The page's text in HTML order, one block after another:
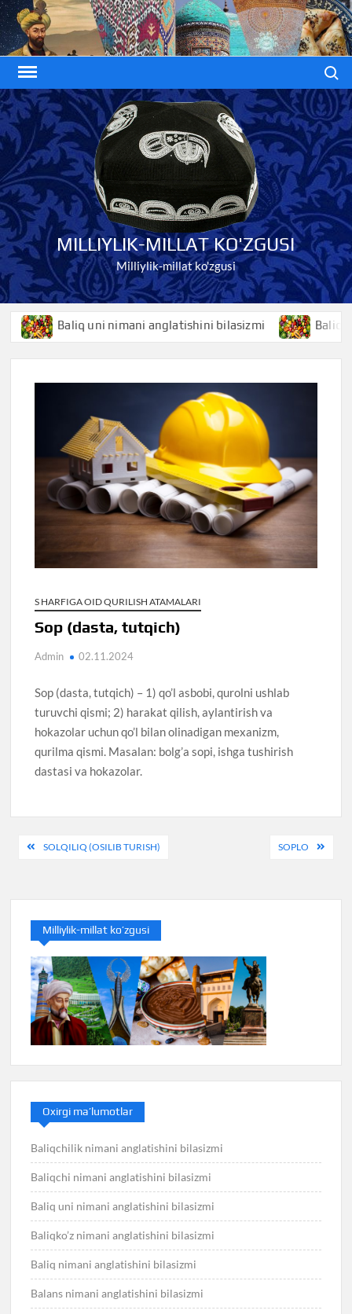
Skip
to
content
MILLIYLIK-MILLAT KO'ZGUSI
Milliylik-millat ko'zgusi
Baliq uni nimani anglatishini bilasizmi Baliqko’z
S HARFIGA OID QURILISH ATAMALARI
Sop (dasta, tutqich)
Admin 02.11.2024
Sop (dasta, tutqich) – 1) qo’l asbobi, qurolni ushlab
turuvchi qismi; 2) harakat qilish, aylantirish va
hokazolar uchun qo’l bilan olinadigan mexanizm,
qurilma qismi. Masalan: bolg’a sopi, ishga tushirish
dastasi va hokazolar.
PostSOLQILIQ (OSILIB TURISH) SOPLO
Milliylik-millat ko’zgusi
Oxirgi ma’lumotlar
Baliqchilik nimani anglatishini bilasizmi
Baliqchi nimani anglatishini bilasizmi
Baliq uni nimani anglatishini bilasizmi
Baliqko’z nimani anglatishini bilasizmi
Baliq nimani anglatishini bilasizmi
Balans nimani anglatishini bilasizmi